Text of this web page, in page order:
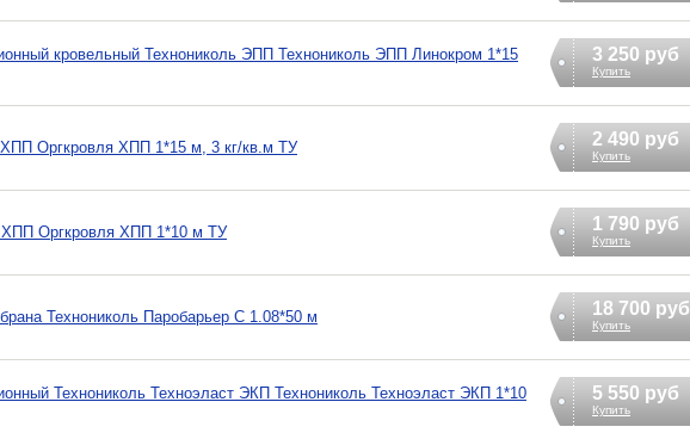
кровельный Технониколь ЭПП Технониколь ЭПП Линокром 1*15
3 250 руб
Купить
ХПП Оргкровля ХПП 1*15 м, 3 кг/кв.м ТУ 2 490 руб
Купить
ХПП Оргкровля ХПП 1*10 м ТУ 1 790 руб
Купить
Технониколь Паробарьер С 1.08*50 м 18 700 руб
Купить
Технониколь Техноэласт ЭКП Технониколь Техноэласт ЭКП 1*10
5 550 руб
Купить